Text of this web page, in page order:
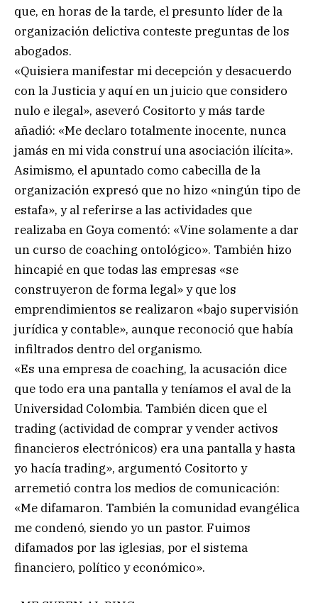
que, en horas de la tarde, el presunto líder de la
organización delictiva conteste preguntas de los
abogados.
«Quisiera manifestar mi decepción y desacuerdo
con la Justicia y aquí en un juicio que considero
nulo e ilegal», aseveró Cositorto y más tarde
añadió: «Me declaro totalmente inocente, nunca
jamás en mi vida construí una asociación ilícita».
Asimismo, el apuntado como cabecilla de la
organización expresó que no hizo «ningún tipo de
estafa», y al referirse a las actividades que
realizaba en Goya comentó: «Vine solamente a dar
un curso de coaching ontológico». También hizo
hincapié en que todas las empresas «se
construyeron de forma legal» y que los
emprendimientos se realizaron «bajo supervisión
jurídica y contable», aunque reconoció que había
infiltrados dentro del organismo.
«Es una empresa de coaching, la acusación dice
que todo era una pantalla y teníamos el aval de la
Universidad Colombia. También dicen que el
trading (actividad de comprar y vender activos
financieros electrónicos) era una pantalla y hasta
yo hacía trading», argumentó Cositorto y
arremetió contra los medios de comunicación:
«Me difamaron. También la comunidad evangélica
me condenó, siendo yo un pastor. Fuimos
difamados por las iglesias, por el sistema
financiero, político y económico».